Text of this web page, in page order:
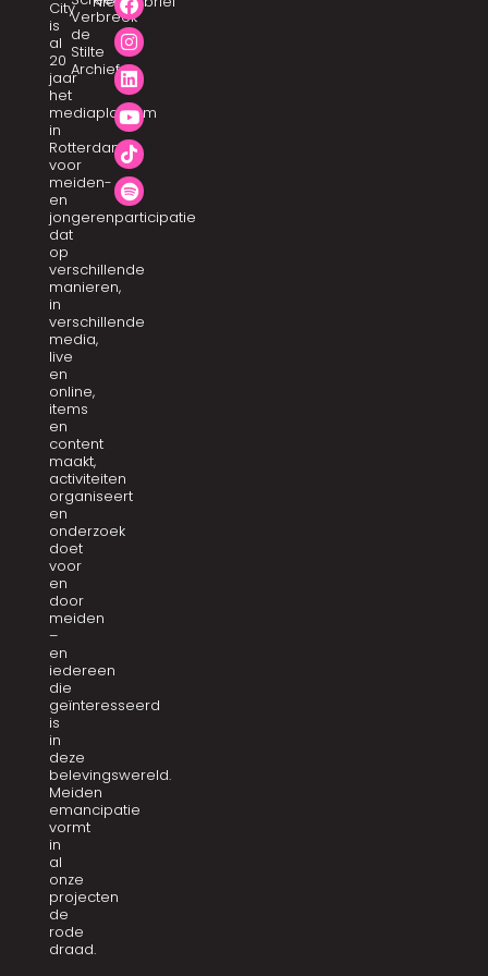
City
is
al
20
jaar
het
mediaplatform
in
Rotterdam
voor
meiden-
en
jongerenparticipatie
dat
op
verschillende
manieren,
in
verschillende
media,
live
en
online,
items
en
content
maakt,
activiteiten
organiseert
en
onderzoek
doet
voor
en
door
meiden
–
en
iedereen
die
geïnteresseerd
is
in
deze
belevingswereld.
Meiden
emancipatie
vormt
in
al
onze
projecten
de
rode
draad.
Verbreek
de
Stilte
Archief